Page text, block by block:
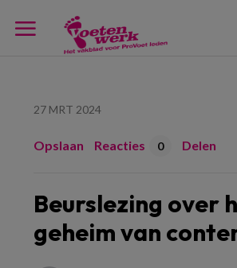
27 MRT 2024
Opslaan Reacties 0 Delen
Beurslezing over
geheim van